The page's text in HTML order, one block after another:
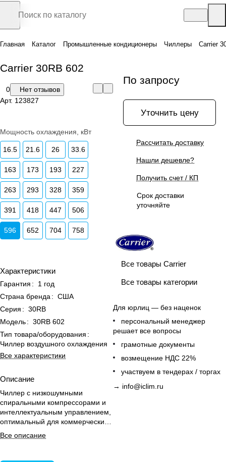
Главная Каталог Промышленные кондиционеры Чиллеры Carrier
Carrier 30RB 602
0
Нет отзывов
Арт. 123827
Мощность охлаждения, кВт
16.5 21.6 26 33.6
163 173 193 227
263 293 328 359
391 418 447 506
596 652 704 758
Характеристики
Гарантия :
1 год
Страна бренда : США
Серия : 30RB
Модель: 30RB 602
Тип товара/оборудования :
Чиллер воздушного охлаждения
Все характеристики
Описание
Чиллер с низкошумными
спиральными компрессорами и
интеллектуальным управлением,
оптимальный для коммерческих
и промышленных систем
охлаждения.
Все описание
По запросу
Уточнить цену
Рассчитать доставку
Нашли дешевле?
Получить счет / КП
Срок доставки
уточняйте
Все товары Carrier
Все товары категории
Для юрлиц — без наценок
персональный менеджер
решает все вопросы
грамотные документы
возмещение НДС 22%
участвуем в тендерах / торгах
→ info@iclim.ru